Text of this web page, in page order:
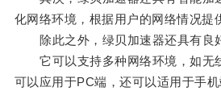
化网络环境，根据用户的网络情况提
除此之外，绿贝加速器还具有良
它可以支持多种网络环境，如无
可以应用于PC端，还可以适用于手机